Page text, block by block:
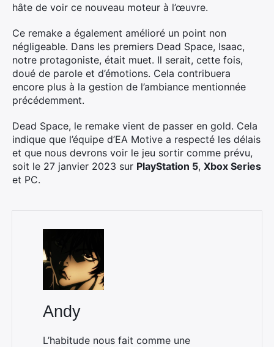
hâte de voir ce nouveau moteur à l’œuvre.
Ce remake a également amélioré un point non
négligeable. Dans les premiers Dead Space, Isaac,
notre protagoniste, était muet. Il serait, cette fois,
doué de parole et d’émotions. Cela contribuera
encore plus à la gestion de l’ambiance mentionnée
précédemment.
Dead Space, le remake vient de passer en gold. Cela
indique que l’équipe d’EA Motive a respecté les délais
et que nous devrons voir le jeu sortir comme prévu,
soit le 27 janvier 2023 sur PlayStation 5, Xbox Series
et PC.
Andy
L’habitude nous fait comme une